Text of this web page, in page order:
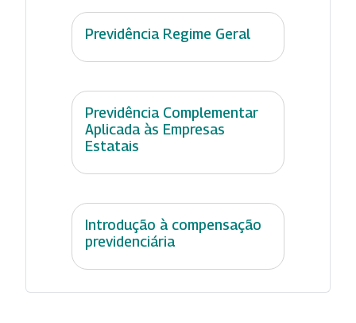
Previdência Regime Geral
Previdência Complementar
Aplicada às Empresas
Estatais
Introdução à compensação
previdenciária